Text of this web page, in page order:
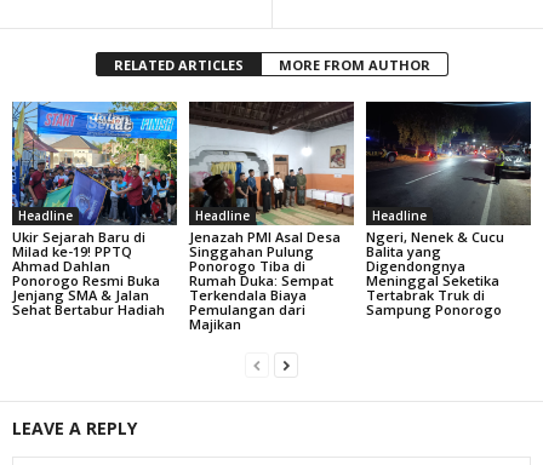
RELATED ARTICLES MORE FROM AUTHOR
Headline
Ukir Sejarah Baru di
Milad ke-19! PPTQ
Ahmad Dahlan
Ponorogo Resmi Buka
Jenjang SMA & Jalan
Sehat Bertabur Hadiah
Headline
Jenazah PMI Asal Desa
Singgahan Pulung
Ponorogo Tiba di
Rumah Duka: Sempat
Terkendala Biaya
Pemulangan dari
Majikan
Headline
Ngeri, Nenek & Cucu
Balita yang
Digendongnya
Meninggal Seketika
Tertabrak Truk di
Sampung Ponorogo
LEAVE A REPLY